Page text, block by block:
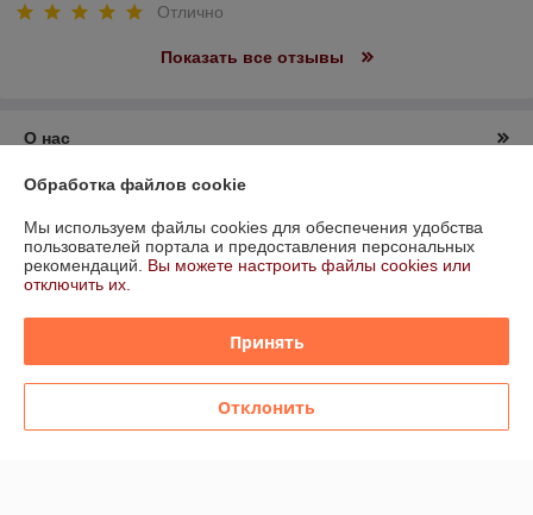
Отлично
Показать все отзывы
О нас
Контакты
Доставка и оплата
Полная версия сайта
Политика обработки cookies
Обработка файлов cookie
Мы используем файлы cookies для обеспечения удобства
пользователей портала и предоставления персональных
рекомендаций. Вы можете настроить файлы cookies или
отключить их.
Принять
Отклонить